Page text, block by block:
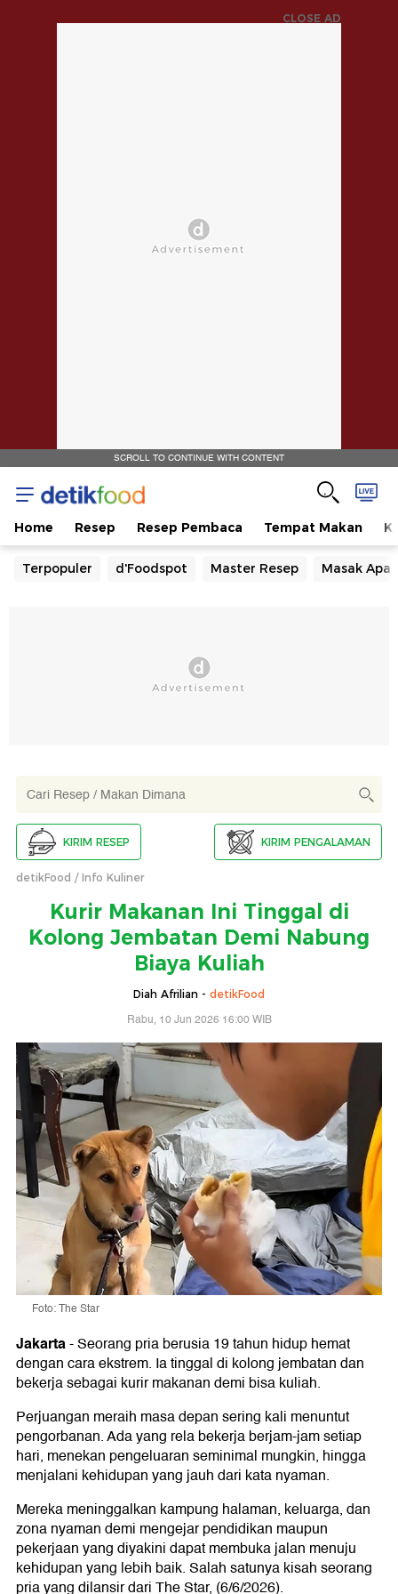
CLOSE AD
SCROLL TO CONTINUE WITH CONTENT
Home Resep Resep Pembaca Tempat Makan
Terpopuler d'Foodspot Master Resep Masak Apa
KIRIM RESEP KIRIM PENGALAMAN
detikFood Info Kuliner
Kurir Makanan Ini Tinggal di
Kolong Jembatan Demi Nabung
Biaya Kuliah
Diah Afrilian - detikFood
Rabu, 10 Jun 2026 16:00 WIB
Foto: The Star
Jakarta-Seorang pria berusia 19 tahun hidup hemat
dengan cara ekstrem. Ia tinggal di kolong jembatan dan
bekerja sebagai kurir makanan demi bisa kuliah.
Perjuangan meraih masa depan sering kali menuntut
pengorbanan. Ada yang rela bekerja berjam-jam setiap
hari, menekan pengeluaran seminimal mungkin, hingga
menjalani kehidupan yang jauh dari kata nyaman.
Mereka meninggalkan kampung halaman, keluarga, dan
zona nyaman demi mengejar pendidikan maupun
pekerjaan yang diyakini dapat membuka jalan menuju
kehidupan yang lebih baik. Salah satunya kisah seorang
pria yang dilansir dari The Star, (6/6/2026).